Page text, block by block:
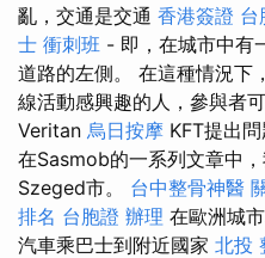
亂，交通是交通 香港簽證 台
士 衝刺班 - 即，在城市中有
道路的左側。 在這種情況下
線活動感興趣的人，參與者
Veritan 烏日按摩 KFT提出問
在Sasmob的一系列文章中
Szeged市。 台中整骨神醫
排名 台胞證 辦理 在歐洲城
汽車乘巴士到附近國家 北投